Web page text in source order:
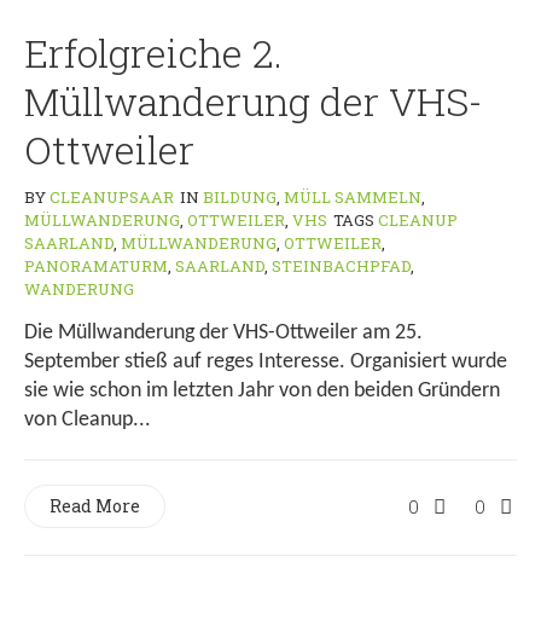
Erfolgreiche 2.
Müllwanderung der VHS-
Ottweiler
BYCLEANUPSAAR IN BILDUNG, MÜLL SAMMELN,
MÜLLWANDERUNG, OTTWEILER, VHS TAGS CLEANUP
SAARLAND, MÜLLWANDERUNG, OTTWEILER,
PANORAMATURM, SAARLAND, STEINBACHPFAD,
WANDERUNG
Die Müllwanderung der VHS-Ottweiler am 25.
September stieß auf reges Interesse. Organisiert wurde
sie wie schon im letzten Jahr von den beiden Gründern
von Cleanup...
0 0
Read More